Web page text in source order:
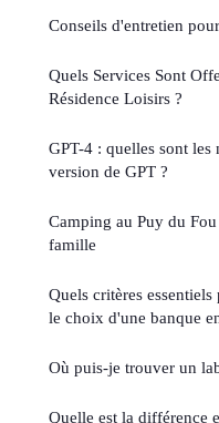
Conseils d'entretien
Quels Services Sont
Résidence Loisirs ?
GPT-4 : quelles sont les
version de GPT ?
Camping au Puy du
famille
Quels critères
le choix d'une banque
Où puis-je trouver un
Quelle est la différence